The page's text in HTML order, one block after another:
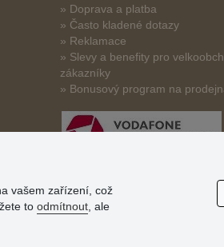
» Doprava a platba
» Často kladené dotazy
» Reklamace
» Slevy a benefity pro
zákazníky
» Bonusový program na
vašem zařízení, což
to odmítnout , ale